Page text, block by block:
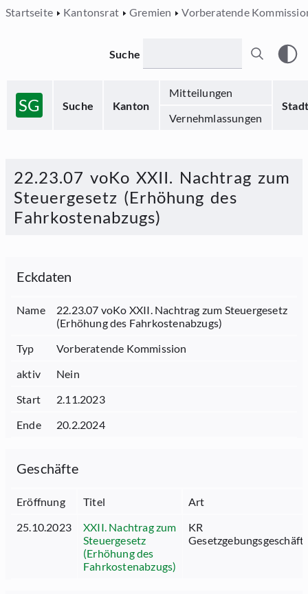
Startseite Kantonsrat Gremien Vorberatende
SG Suche Kanton
Mitteilungen
Stadt
Vernehmlassungen
Suche
22.23.07 voKo XXII. Nachtrag zum
Steuergesetz (Erhöhung des
Fahrkostenabzugs)
Eckdaten
Name
22.23.07 voKo XXII. Nachtrag zum Steuergesetz
(Erhöhung des Fahrkostenabzugs)
Typ
Vorberatende Kommission
aktiv
Nein
Start
2.11.2023
Ende
20.2.2024
Geschäfte
Eröffnung Titel
Art
25.10.2023
XXII. Nachtrag zum
Steuergesetz
(Erhöhung des
Fahrkostenabzugs)
KR
Gesetzgebungsgeschäft